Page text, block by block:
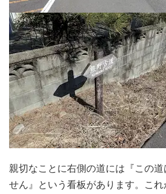
親切なことに右側の道には『この
せん』という看板があります。これ